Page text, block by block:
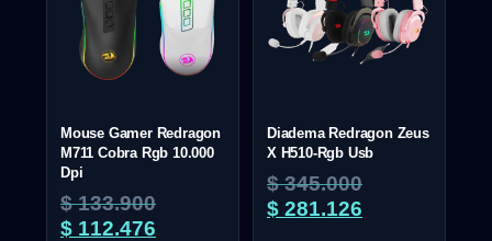
Mouse Gamer Redragon
M711 Cobra Rgb 10.000
Dpi
$133.900
$ 112.476
Diadema Redragon Zeus
X H510-Rgb Usb
$345.000
$ 281.126